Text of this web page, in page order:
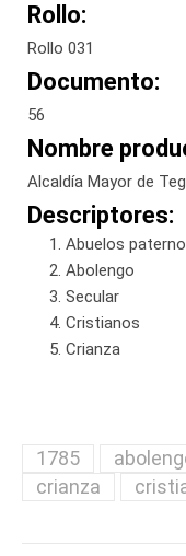
Rollo:
Rollo 031
Documento:
56
Nombre
Alcaldía Mayor de
Descriptores:
Abuelos
Abolengo
Secular
Cristianos
Crianza
1785
crianza